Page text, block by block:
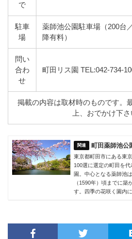
で
駐車
場
薬師池公園駐車場（200台
降有料）
問い
合わ
せ
町田リス園 TEL:042-734-
掲載の内容は取材時のものです。
上、おでかけ下さ
町田薬師池公
東京都町田市にある東
100選に選定の町田を
園。中心となる薬師池
（1590年）頃までに
す。四季の花咲く園内